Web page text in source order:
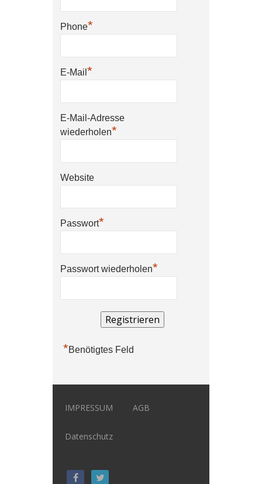
Phone*
E-Mail *
E-Mail-Adresse
wiederholen*
Website
Passwort*
Passwort wiederholen*
*Benötigtes Feld
IMPRESSUM AGB
Datenschutz